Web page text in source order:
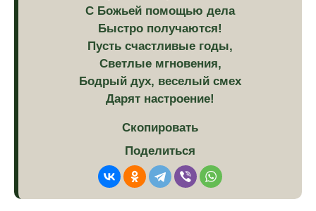
С Божьей помощью дела
Быстро получаются!
Пусть счастливые годы,
Светлые мгновения,
Бодрый дух, веселый смех
Дарят настроение!
Скопировать
Поделиться